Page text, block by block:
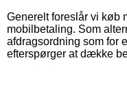
Generelt foreslår vi køb
mobilbetaling. Som
afdragsordning som for
efterspørger at dække